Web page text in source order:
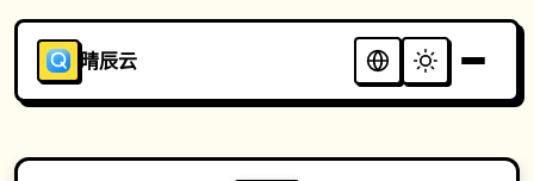
晴辰云